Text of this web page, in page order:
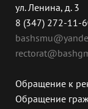
ул. Ленина, д. 3
8 (347) 272-11-
Обращение к
Обращение